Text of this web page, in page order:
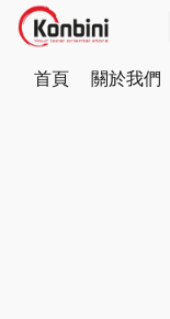
首頁 關於我們